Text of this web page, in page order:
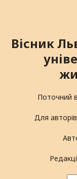
Вісник
Поточний
Для авторів